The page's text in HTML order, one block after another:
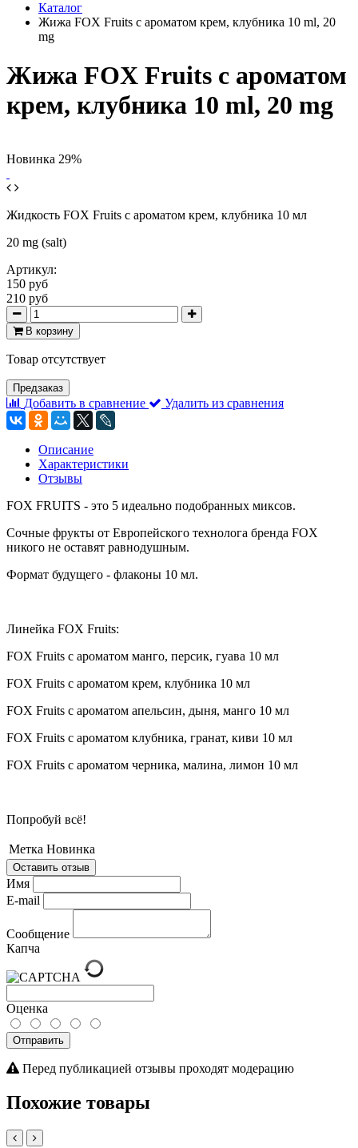
Каталог
Жижа FOX Fruits с ароматом крем, клубника 10 ml, 20
mg
Жижа FOX Fruits с ароматом
крем, клубника 10 ml, 20 mg
Новинка 29%
Жидкость FOX Fruits с ароматом крем, клубника 10 мл
20 mg (salt)
Артикул:
150 руб
210 руб
В корзину
Товар отсутствует
Предзаказ
Добавить в сравнение Удалить из сравнения
Описание
Характеристики
Отзывы
FOX FRUITS - это 5 идеально подобранных миксов.
Сочные фрукты от Европейского технолога бренда FOX
никого не оставят равнодушным.
Формат будущего - флаконы 10 мл.
Линейка FOX Fruits:
FOX Fruits с ароматом манго, персик, гуава 10 мл
FOX Fruits с ароматом крем, клубника 10 мл
FOX Fruits с ароматом апельсин, дыня, манго 10 мл
FOX Fruits с ароматом клубника, гранат, киви 10 мл
FOX Fruits с ароматом черника, малина, лимон 10 мл
Попробуй всё!
Метка Новинка
Оставить отзыв
Имя
E-mail
Сообщение
Капча
Оценка
Отправить
Перед публикацией отзывы проходят модерацию
Похожие товары